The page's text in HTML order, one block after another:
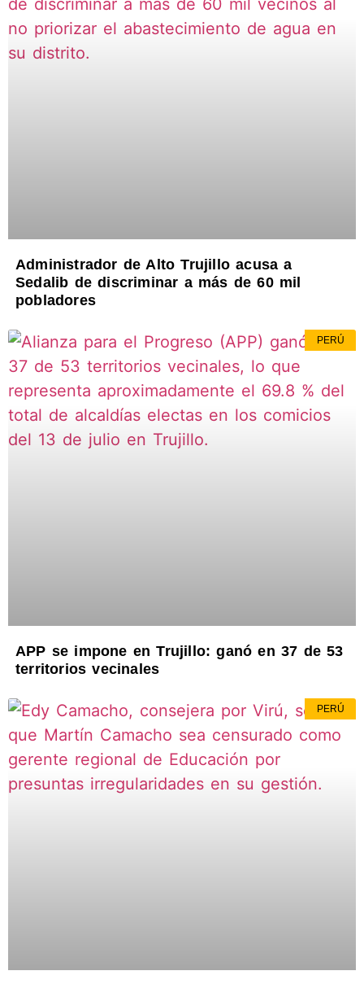
Administrador de Alto Trujillo acusa a
Sedalib de discriminar a más de 60 mil
pobladores
PERÚ
APP se impone en Trujillo: ganó en 37 de 53
territorios vecinales
PERÚ